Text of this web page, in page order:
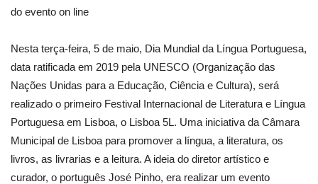
do evento on line
Nesta terça-feira, 5 de maio, Dia Mundial da Língua Portuguesa,
data ratificada em 2019 pela UNESCO (Organização das
Nações Unidas para a Educação, Ciência e Cultura), será
realizado o primeiro Festival Internacional de Literatura e Língua
Portuguesa em Lisboa, o Lisboa 5L. Uma iniciativa da Câmara
Municipal de Lisboa para promover a língua, a literatura, os
livros, as livrarias e a leitura. A ideia do diretor artístico e
curador, o português José Pinho, era realizar um evento